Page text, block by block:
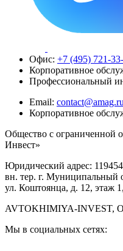
Офис: +7 (495) 721-
Корпоративное
Профессиональный
Email:
Корпоративное
Общество с ограниченной
Инвест»
Юридический адрес:
вн. тер. г. Муниципальный
ул. Коштоянца, д. 12, этаж
AVTOKHIMIYA-INVEST,
Мы в социальных сетях: